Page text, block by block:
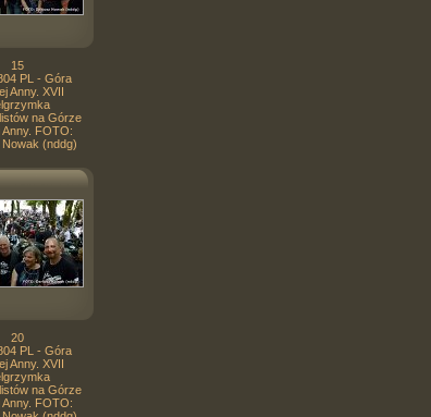
15
PL - Góra
Anny. XVII
na Górze
Anny. FOTO:
(nddg)
20
PL - Góra
Anny. XVII
na Górze
Anny. FOTO: